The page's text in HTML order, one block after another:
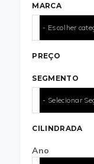
MARCA
- Escolher
PREÇO
SEGMENTO
- Selecionar
CILINDRADA
Ano